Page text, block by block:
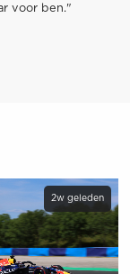
voor ben."
2w geleden